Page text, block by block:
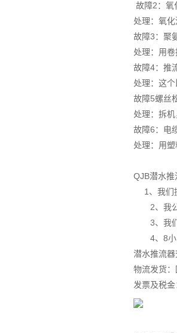
故障2：氧
处理：氧
故障3：聚
处理：用
故障4：推
处理：这
故障5螺丝
处理：拆
故障6：电
处理：用
QJB潜水
1、我们
2、我公
3、我们
4、8小时
潜水推流
物流发货
发票及税